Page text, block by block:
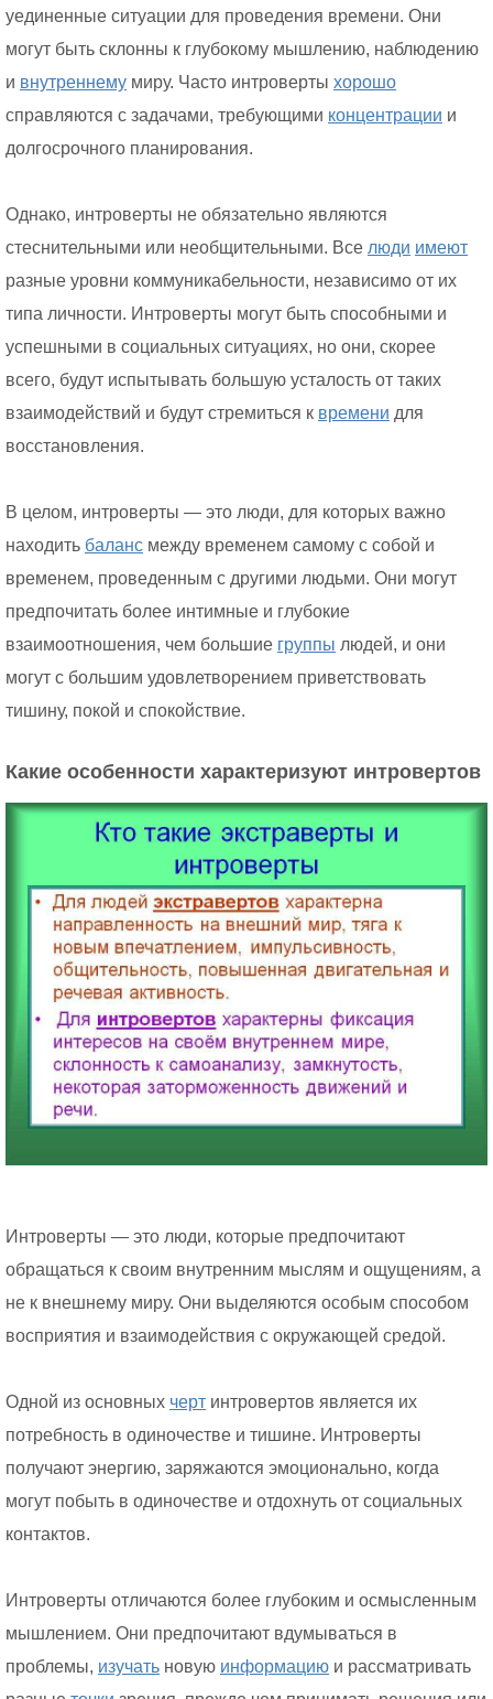
уединенные ситуации для проведения времени. Они
могут быть склонны к глубокому мышлению, наблюдению
и внутреннему миру. Часто интроверты хорошо
справляются с задачами, требующими концентрации и
долгосрочного планирования.
Однако, интроверты не обязательно являются
стеснительными или необщительными. Все люди имеют
разные уровни коммуникабельности, независимо от их
типа личности. Интроверты могут быть способными и
успешными в социальных ситуациях, но они, скорее
всего, будут испытывать большую усталость от таких
взаимодействий и будут стремиться к времени для
восстановления.
В целом, интроверты — это люди, для которых важно
находить баланс между временем самому с собой и
временем, проведенным с другими людьми. Они могут
предпочитать более интимные и глубокие
взаимоотношения, чем большие группы людей, и они
могут с большим удовлетворением приветствовать
тишину, покой и спокойствие.
Какие особенности характеризуют интровертов
Интроверты — это люди, которые предпочитают
обращаться к своим внутренним мыслям и ощущениям, а
не к внешнему миру. Они выделяются особым способом
восприятия и взаимодействия с окружающей средой.
Одной из основных черт интровертов является их
потребность в одиночестве и тишине. Интроверты
получают энергию, заряжаются эмоционально, когда
могут побыть в одиночестве и отдохнуть от социальных
контактов.
Интроверты отличаются более глубоким и осмысленным
мышлением. Они предпочитают вдумываться в
проблемы, изучать новую информацию и рассматривать